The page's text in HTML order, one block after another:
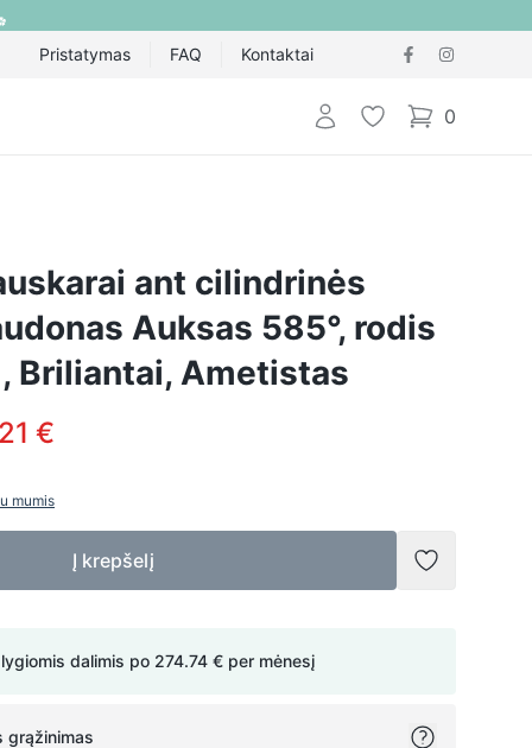
Pristatymas FAQ Kontaktai
PrisijungtiPageidavimų
0
items in cart,
ant cilindrinės
Auksas 585°, rodis
Briliantai, Ametistas
€
mumis
Į krepšelį
Pridėti į
dalimis po 274.74 € per mėnesį
grąžinimas